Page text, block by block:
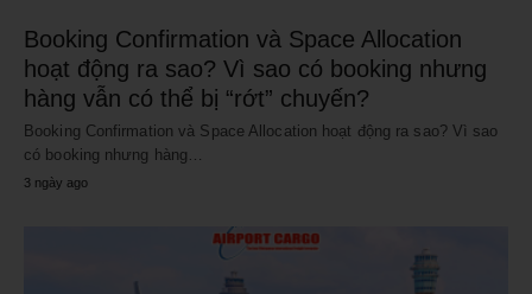
Booking Confirmation và Space Allocation
hoạt động ra sao? Vì sao có booking nhưng
hàng vẫn có thể bị “rớt” chuyến?
Booking Confirmation và Space Allocation hoạt động ra sao? Vì sao
có booking nhưng hàng…
3 ngày ago